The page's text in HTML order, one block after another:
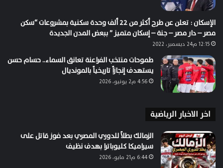
الإسكان : تعلن عن طرح أكثر من 22 ألف وحدة سكنية بمشروعات “سكن
مصر – دار مصر – جنة – إسكان متميز ” ببعض المدن الجديدة
12:15 م24 ديسمبر، 2022
طموحات منتخب الفراعنة تعانق السماء.. حسام حسن
يستهدف إنجازاً تاريخياً بالمونديال
4:56 م2 يونيو، 2026
اخر الاخبار الرياضية
الزمالك بطلاً للدوري المصري بعد فوز قاتل على
سيراميكا كليوباترا بهدف نظيف
6:44 م21 مايو، 2026